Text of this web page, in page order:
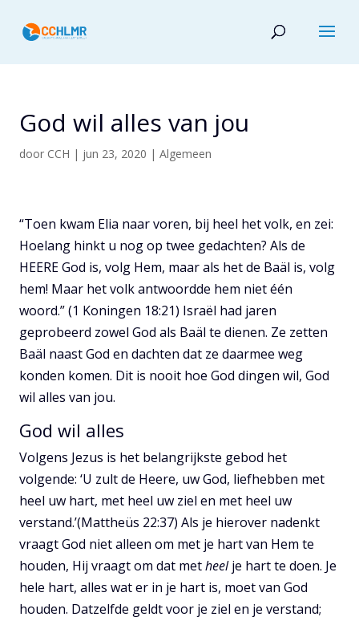
God wil alles van jou
door CCH | jun 23, 2020 | Algemeen
“Toen kwam Elia naar voren, bij heel het volk, en zei:
Hoelang hinkt u nog op twee gedachten? Als de
HEERE God is, volg Hem, maar als het de Baäl is, volg
hem! Maar het volk antwoordde hem niet één
woord.” (1 Koningen 18:21) Israël had jaren
geprobeerd zowel God als Baäl te dienen. Ze zetten
Baäl naast God en dachten dat ze daarmee weg
konden komen. Dit is nooit hoe God dingen wil, God
wil alles van jou.
God wil alles
Volgens Jezus is het belangrijkste gebod het
volgende: ‘U zult de Heere, uw God, liefhebben met
heel uw hart, met heel uw ziel en met heel uw
verstand.’(Mattheüs 22:37) Als je hierover nadenkt
vraagt God niet alleen om met je hart van Hem te
houden, Hij vraagt om dat metheelje hart te doen. Je
hele hart, alles wat er in je hart is, moet van God
houden. Datzelfde geldt voor je ziel en je verstand;